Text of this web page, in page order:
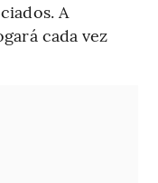
A
cada vez